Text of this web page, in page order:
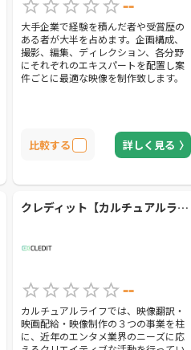
--
大手企業で経験を積んだ者や受賞歴の
ある者が大半を占めます。企画構成、
撮影、編集、ディレクション、各分野
にそれぞれのエキスパートを配置し案
件ごとに最適な映像を制作致します。
比較する 詳しく見る
クレディット【カルチュアルライフ株式会社】
--
カルチュアルライフでは、映像翻訳・
映画配給・映像制作の３つの事業を柱
に、近年のエンタメ業界のニーズに応